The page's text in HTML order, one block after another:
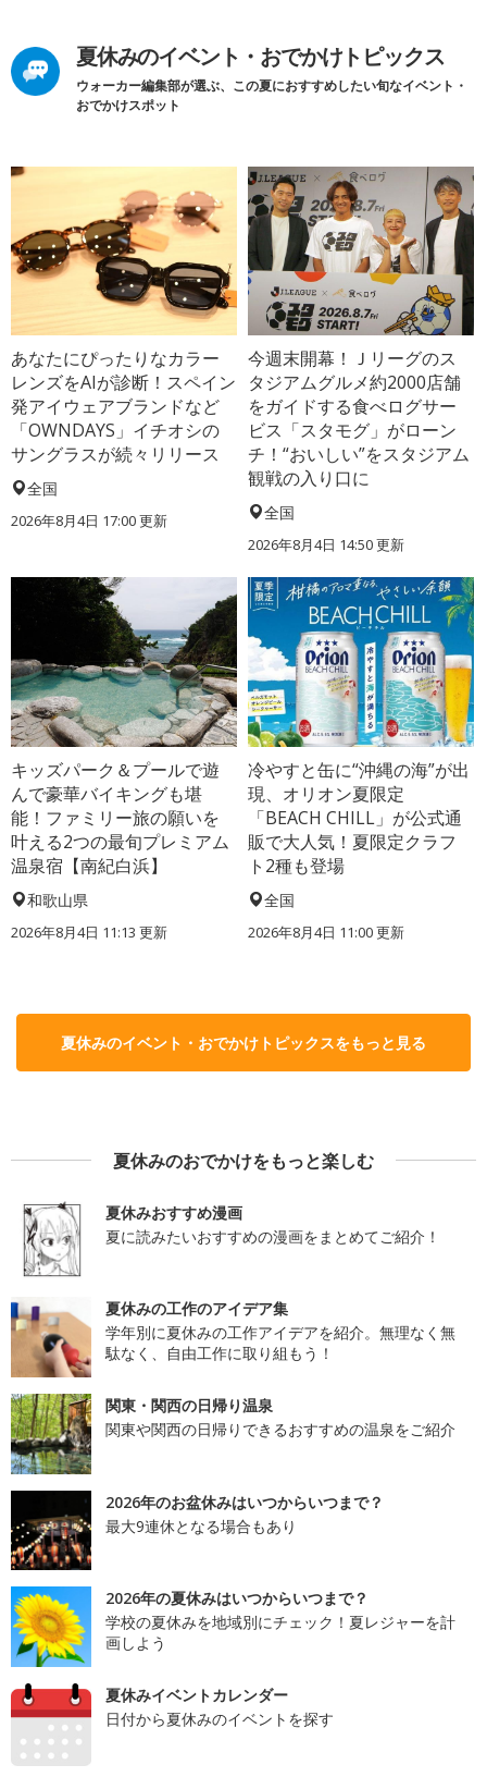
夏休みのイベント・おでかけトピックス
ウォーカー編集部が選ぶ、この夏におすすめしたい旬なイベント・
おでかけスポット
あなたにぴったりなカラー
レンズをAIが診断！スペイン
発アイウェアブランドなど
「OWNDAYS」イチオシの
サングラスが続々リリース
全国
2026年8月4日 17:00更新
今週末開幕！Ｊリーグのス
タジアムグルメ約2000店舗
をガイドする食べログサー
ビス「スタモグ」がローン
チ！“おいしい”をスタジアム
観戦の入り口に
全国
2026年8月4日 14:50更新
キッズパーク＆プールで遊
んで豪華バイキングも堪
能！ファミリー旅の願いを
叶える2つの最旬プレミアム
温泉宿【南紀白浜】
和歌山県
2026年8月4日 11:13 更新
冷やすと缶に“沖縄の海”が出
現、オリオン夏限定
「BEACH CHILL」が公式通
販で大人気！夏限定クラフ
ト2種も登場
全国
2026年8月4日 11:00更新
夏休みのイベント・おでかけトピックスをもっと見る
夏休みのおでかけをもっと楽しむ
夏休みおすすめ漫画
夏に読みたいおすすめの漫画をまとめてご紹介！
夏休みの工作のアイデア集
学年別に夏休みの工作アイデアを紹介。無理なく無
駄なく、自由工作に取り組もう！
関東・関西の日帰り温泉
関東や関西の日帰りできるおすすめの温泉をご紹介
2026年のお盆休みはいつからいつまで？
最大9連休となる場合もあり
2026年の夏休みはいつからいつまで？
学校の夏休みを地域別にチェック！夏レジャーを計
画しよう
夏休みイベントカレンダー
日付から夏休みのイベントを探す